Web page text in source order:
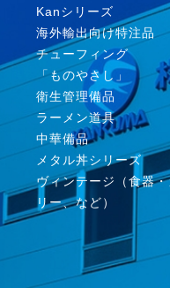
Kanシリーズ
海外輸出向け特注品
チューフィング
「ものやさし」
衛生管理備品
ラーメン道具
中華備品
メタル丼シリーズ
ヴィンテージ（食器・
リー、など）